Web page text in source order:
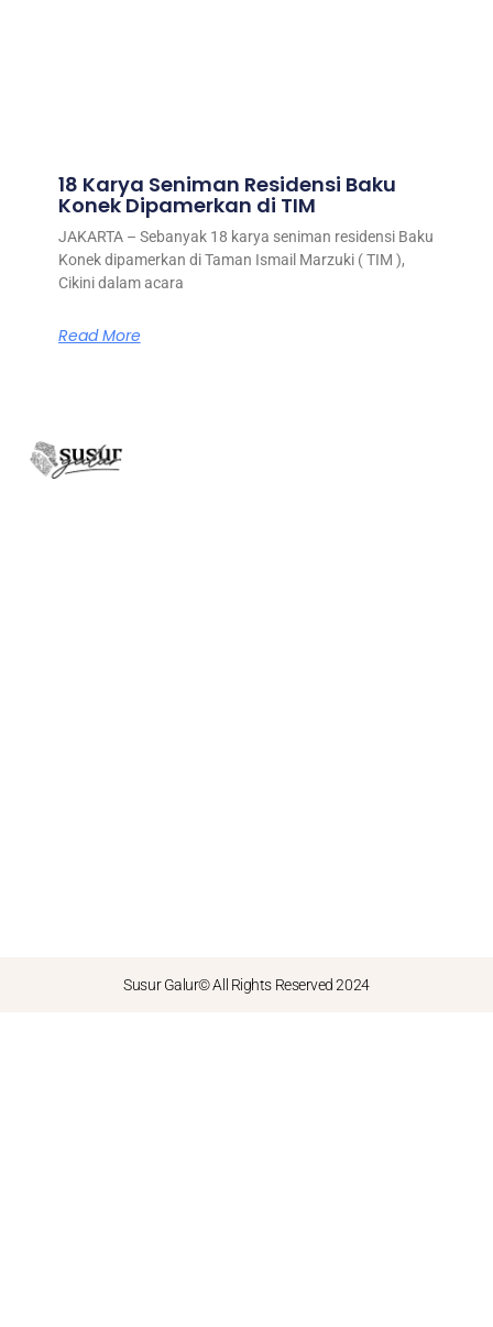
18 Karya Seniman Residensi Baku
Konek Dipamerkan di TIM
JAKARTA – Sebanyak 18 karya seniman residensi Baku
Konek dipamerkan di Taman Ismail Marzuki ( TIM ),
Cikini dalam acara
Read More
Susur Galur© All Rights Reserved 2024